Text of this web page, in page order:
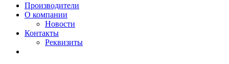
Производители
О компании
Новости
Контакты
Реквизиты